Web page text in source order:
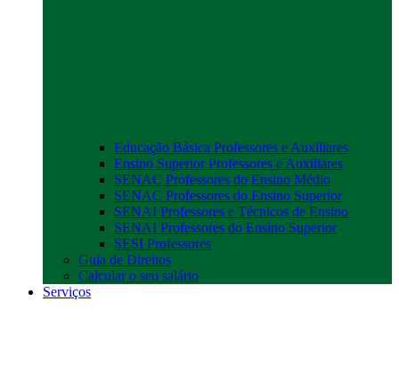
Educação Básica Professores e Auxiliares
Ensino Superior Professores e Auxiliares
SENAC Professores do Ensino Médio
SENAC Professores do Ensino Superior
SENAI Professores e Técnicos de Ensino
SENAI Professores do Ensino Superior
SESI Professores
Guia de Direitos
Calcular o seu salário
Serviços